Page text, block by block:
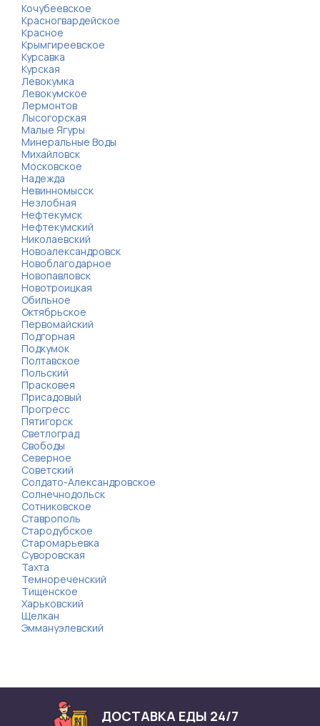
Кочубеевское
Красногвардейское
Красное
Крымгиреевское
Курсавка
Курская
Левокумка
Левокумское
Лермонтов
Лысогорская
Малые Ягуры
Минеральные Воды
Михайловск
Московское
Надежда
Невинномысск
Незлобная
Нефтекумск
Нефтекумский
Николаевский
Новоалександровск
Новоблагодарное
Новопавловск
Новотроицкая
Обильное
Октябрьское
Первомайский
Подгорная
Подкумок
Полтавское
Польский
Прасковея
Присадовый
Прогресс
Пятигорск
Светлоград
Свободы
Северное
Советский
Солдато-Александровское
Солнечнодольск
Сотниковское
Ставрополь
Стародубское
Старомарьевка
Суворовская
Тахта
Темнореченский
Тищенское
Харьковский
Щелкан
Эммануэлевский
ДОСТАВКА ЕДЫ 24/7